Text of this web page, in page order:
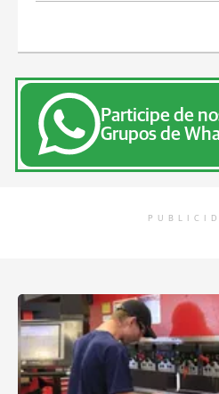
Participe de
Grupos de